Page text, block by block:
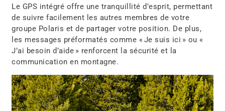
Le GPS intégré offre une tranquillité d’esprit, permettant
de suivre facilement les autres membres de votre
groupe Polaris et de partager votre position. De plus,
les messages préformatés comme « Je suis ici » ou «
J’ai besoin d’aide » renforcent la sécurité et la
communication en montagne.